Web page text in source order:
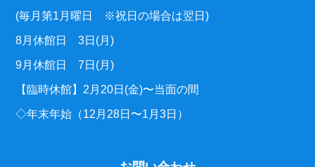
(毎月第1月曜日 ※祝日の場合は翌日)
8月休館日 3日(月)
9月休館日 7日(月)
【臨時休館】2月20日(金)〜当面の間
◇年末年始（12月28日〜1月3日）